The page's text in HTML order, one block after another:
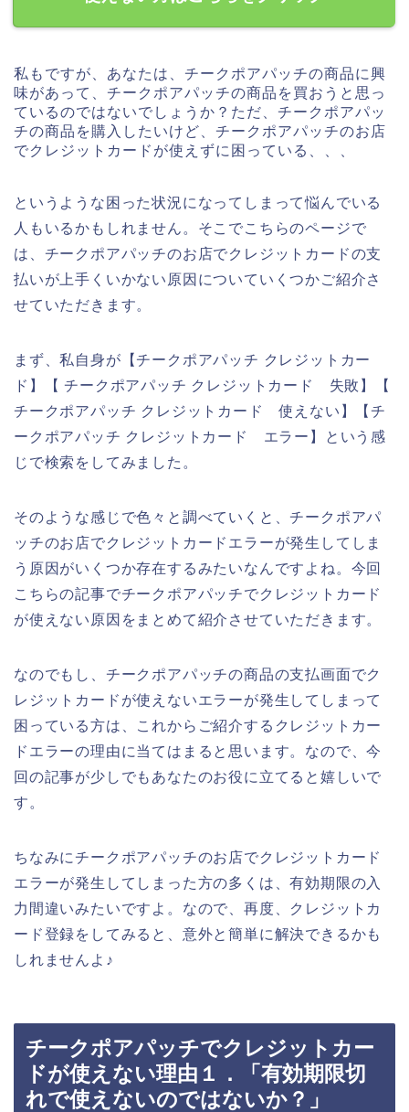
私もですが、あなたは、チークポアパッチの商品に興
味があって、チークポアパッチの商品を買おうと思っ
ているのではないでしょうか？ただ、チークポアパッ
チの商品を購入したいけど、チークポアパッチのお店
でクレジットカードが使えずに困っている、、、
というような困った状況になってしまって悩んでいる
人もいるかもしれません。そこでこちらのページで
は、チークポアパッチのお店でクレジットカードの支
払いが上手くいかない原因についていくつかご紹介さ
せていただきます。
まず、私自身が【チークポアパッチ クレジットカー
ド】【 チークポアパッチ クレジットカード 失敗】【
チークポアパッチ クレジットカード 使えない】【チ
ークポアパッチ クレジットカード エラー】という感
じで検索をしてみました。
そのような感じで色々と調べていくと、チークポアパ
ッチのお店でクレジットカードエラーが発生してしま
う原因がいくつか存在するみたいなんですよね。今回
こちらの記事でチークポアパッチでクレジットカード
が使えない原因をまとめて紹介させていただきます。
なのでもし、チークポアパッチの商品の支払画面でク
レジットカードが使えないエラーが発生してしまって
困っている方は、これからご紹介するクレジットカー
ドエラーの理由に当てはまると思います。なので、今
回の記事が少しでもあなたのお役に立てると嬉しいで
す。
ちなみにチークポアパッチのお店でクレジットカード
エラーが発生してしまった方の多くは、有効期限の入
力間違いみたいですよ。なので、再度、クレジットカ
ード登録をしてみると、意外と簡単に解決できるかも
しれませんよ♪
チークポアパッチでクレジットカー
ドが使えない理由１．「有効期限切
れで使えないのではないか？」